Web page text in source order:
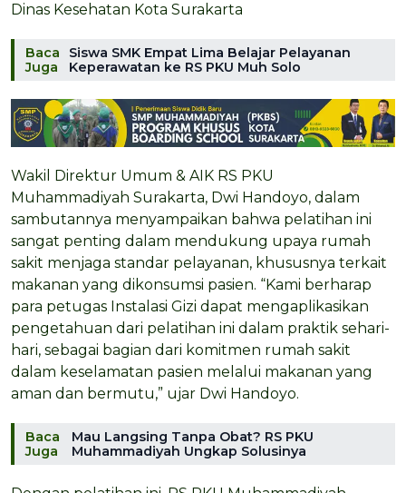
Dinas Kesehatan Kota Surakarta
Baca
Juga
Siswa SMK Empat Lima Belajar Pelayanan
Keperawatan ke RS PKU Muh Solo
Wakil Direktur Umum & AIK RS PKU
Muhammadiyah Surakarta, Dwi Handoyo, dalam
sambutannya menyampaikan bahwa pelatihan ini
sangat penting dalam mendukung upaya rumah
sakit menjaga standar pelayanan, khususnya terkait
makanan yang dikonsumsi pasien. “Kami berharap
para petugas Instalasi Gizi dapat mengaplikasikan
pengetahuan dari pelatihan ini dalam praktik sehari-
hari, sebagai bagian dari komitmen rumah sakit
dalam keselamatan pasien melalui makanan yang
aman dan bermutu,” ujar Dwi Handoyo.
Baca
Juga
Mau Langsing Tanpa Obat? RS PKU
Muhammadiyah Ungkap Solusinya